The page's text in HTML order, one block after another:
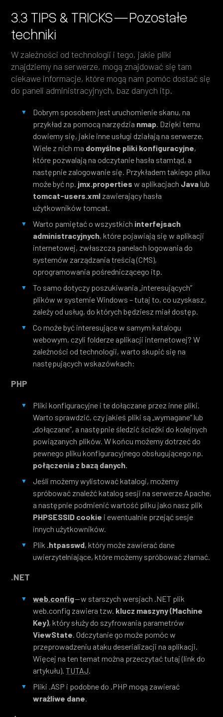
3.3 TIPS & TRICKS — Pozostałe
techniki
W zależności od technologii i tego, jakie pliki
znajdziemy na serwerze, mogą znajdować się tam
ciekawe informacje, które mogą nam pomóc dostać się
do paneli administracyjnych, baz danych itp.
Dobrym sposobem jest uruchomienie skanu, na
przykład za pomocą narzędzia nmap. Dzięki temu
dowiemy się, jakie inne usługi działają na serwerze.
Wiele z nich ma domyślne pliki konfiguracyjne,
które pozwalają na odczytanie hasła stamtąd, a
następnie zalogowanie się. Przykładem takiego pliku
może być np. jmx.properties w aplikacjach Javalub
tomcat-users.xml zawierający hasła
użytkowników tomcat.
Warto pamiętać o wszystkich interfejsach
administracyjnych, które pojawiają się w aplikacji
internetowej, zwłaszcza panelach logowania do
systemów zarządzania treścią (CMS),
oprogramowania pośredniczącego itp.
To samo dotyczy poszukiwania „interesujących”
plików w systemie Windows – tutaj to, co uzyskasz,
zależy od usług, do których będziesz miał dostęp.
Co może być interesujące w samym katalogu
webowym, czyli folderze aplikacji internetowej? W
zależności od technologii, warto skupić się na
następujących wskazówkach:
PHP
Pliki konfiguracyjne i te dołączane przez inne pliki.
Warto sprawdzić, czy jakieś pliki są „wymagane” lub
„dołączane”, a następnie śledzić ścieżki do kolejnych
powiązanych plików. W końcu możemy dotrzeć do
pewnego pliku konfiguracyjnego obsługującego np.
połączenia z bazą danych.
Jeśli możemy wylistować katalogi, możemy
spróbować znaleźć katalog sesji na serwerze Apache,
a następnie podmienić wartość pliku jako nasz plik
PHPSESSID cookie i ewentualnie przejąć sesje
innych użytkowników.
Plik .htpasswd, który może zawierać dane
uwierzytelniające, które możemy spróbować złamać.
.NET
web.config— w starszych wersjach .NET plik
web.config zawiera tzw. klucz maszyny (Machine
Key), który służy do szyfrowania parametrów
ViewState. Odczytanie go może pomóc w
przeprowadzeniu ataku deserializacji na aplikacji.
Więcej na ten temat można przeczytać tutaj (link do
artykułu).TUTAJ.
Pliki .ASP i podobne do .PHP mogą zawierać
wrażliwe dane.